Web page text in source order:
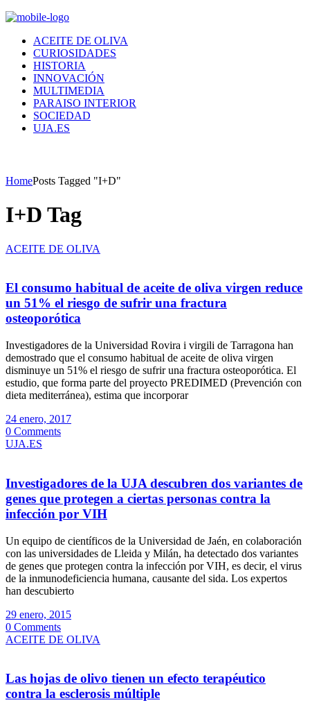
ACEITE DE OLIVA
CURIOSIDADES
HISTORIA
INNOVACIÓN
MULTIMEDIA
PARAISO INTERIOR
SOCIEDAD
UJA.ES
HomePosts Tagged "I+D"
I+D Tag
ACEITE DE OLIVA
El consumo habitual de aceite de oliva virgen reduce
un 51% el riesgo de sufrir una fractura
osteoporótica
Investigadores de la Universidad Rovira i virgili de Tarragona han
demostrado que el consumo habitual de aceite de oliva virgen
disminuye un 51% el riesgo de sufrir una fractura osteoporótica. El
estudio, que forma parte del proyecto PREDIMED (Prevención con
dieta mediterránea), estima que incorporar
24 enero, 2017
0 Comments
UJA.ES
Investigadores de la UJA descubren dos variantes de
genes que protegen a ciertas personas contra la
infección por VIH
Un equipo de científicos de la Universidad de Jaén, en colaboración
con las universidades de Lleida y Milán, ha detectado dos variantes
de genes que protegen contra la infección por VIH, es decir, el virus
de la inmunodeficiencia humana, causante del sida. Los expertos
han descubierto
29 enero, 2015
0 Comments
ACEITE DE OLIVA
Las hojas de olivo tienen un efecto terapéutico
contra la esclerosis múltiple